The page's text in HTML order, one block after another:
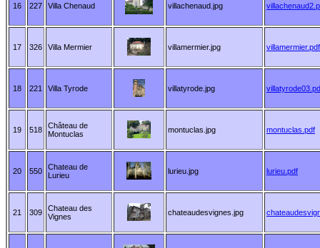
16 227 Villa Chenaud villachenaud.jpg
17 326 Villa Mermier villamermier.jpg villamermier.pdf
18 221 Villa Tyrode villatyrode.jpg
19 518
Château de
Montuclas
montuclas.jpg montuclas.pdf
20 550
Chateau de
Lurieu
lurieu.jpg lurieu.pdf
21 309
Chateau des
Vignes
chateaudesvignes.jpg